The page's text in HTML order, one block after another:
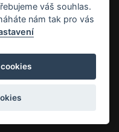
váš souhlas.
nám tak pro vás